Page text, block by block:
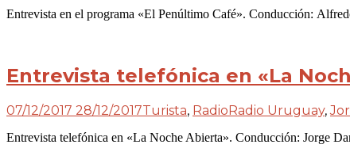
Entrevista en el programa «El Penúltimo Café». Conducción:
Entrevista telefónica en «La
07/12/2017 28/12/2017Turista, RadioRadio Uruguay,
Entrevista telefónica en «La Noche Abierta». Conducción: Jorge